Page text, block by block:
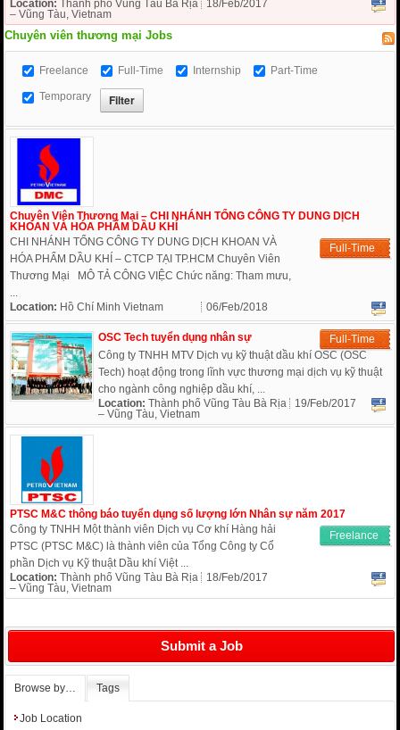
Location: Thành phố Vũng Tàu Bà Rịa
– Vũng Tàu, Vietnam
18/Feb/2017
Chuyên viên thương mại Jobs
Freelance Full-Time Internship Part-Time
Temporary
Chuyên Viên Thương Mại – CHI NHÁNH TỔNG CÔNG TY DUNG DỊCH
KHOAN VÀ HÓA PHẨM DẦU KHÍ
Full-Time
CHI NHÁNH TỔNG CÔNG TY DUNG DỊCH KHOAN VÀ
HÓA PHẨM DẦU KHÍ – CTCP TẠI TP.HCM Chuyên Viên
Thương Mại MÔ TẢ CÔNG VIỆC Chức năng: Tham mưu,
...
Location: Hồ Chí Minh Vietnam 06/Feb/2018
OSC Tech tuyển dụng nhân sự
Full-Time
Công ty TNHH MTV Dịch vụ kỹ thuật dầu khí OSC (OSC
Tech) hoạt động trong lĩnh vực thương mại dịch vụ kỹ thuật
cho ngành công nghiệp dầu khí, ...
Location:Thành phố Vũng Tàu Bà Rịa
– Vũng Tàu, Vietnam
19/Feb/2017
PTSC M&C thông báo tuyển dụng số lượng lớn Nhân sự năm 2017
Freelance
Công ty TNHH Một thành viên Dịch vụ Cơ khí Hàng hải
PTSC (PTSC M&C) là thành viên của Tổng Công ty Cổ
phần Dịch vụ Kỹ thuật Dầu khí Việt ...
Location:Thành phố Vũng Tàu Bà Rịa
– Vũng Tàu, Vietnam
18/Feb/2017
Submit a Job
Browse by… Tags
Job Location